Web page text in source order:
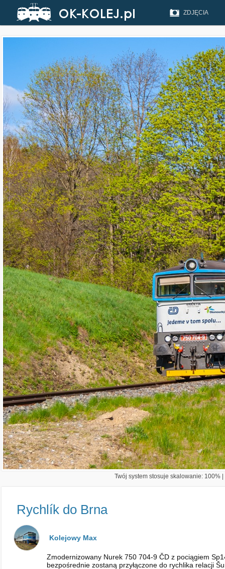
ZDJĘCIA
Twój system stosuje skalowanie: 100%
Rychlík do Brna
Kolejowy Max
Zmodernizowany Nurek 750 704-9 ČD z pociągiem
bezpośrednie zostaną przyłączone do rychlika relacji